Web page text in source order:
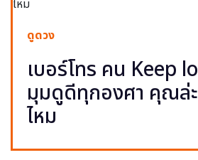
ดูดวง
เบอร์โทร คน Keep
มุมดูดีทุกองศา คุณล่
ไหม